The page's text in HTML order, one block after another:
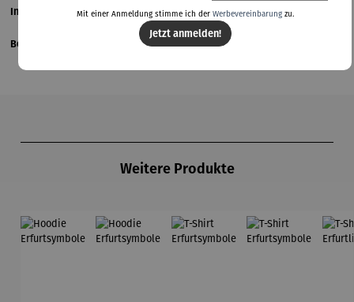
Informationen zum Hersteller
Bewertungen
Weitere Produkte
Mit einer Anmeldung stimme ich der Werbevereinbarungzu.
Jetzt anmelden!